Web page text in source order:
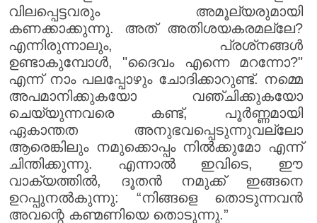
വിലപ്പെട്ടവരും അമൂല്യരുമായി
കണക്കാക്കുന്നു. അത് അതിശയകരമല്ലേ?
എന്നിരുന്നാലും, പ്രശ്‌നങ്ങൾ
ഉണ്ടാകുമ്പോൾ, "ദൈവം എന്നെ മറന്നോ?"
എന്ന് നാം പലപ്പോഴും ചോദിക്കാറുണ്ട്. നമ്മെ
അപമാനിക്കുകയോ വഞ്ചിക്കുകയോ
ചെയ്യുന്നവരെ കണ്ട്, പൂർണ്ണമായി
ഏകാന്തത അനുഭവപ്പെടുന്നുവല്ലോ
ആരെങ്കിലും നമുക്കൊപ്പം നിൽക്കുമോ എന്ന്
ചിന്തിക്കുന്നു. എന്നാൽ ഇവിടെ, ഈ
വാക്യത്തിൽ, ദൂതൻ നമുക്ക് ഇങ്ങനെ
ഉറപ്പുനൽകുന്നു: “നിങ്ങളെ തൊടുന്നവൻ
അവന്റെ കണ്മണിയെ തൊടുന്നു.”